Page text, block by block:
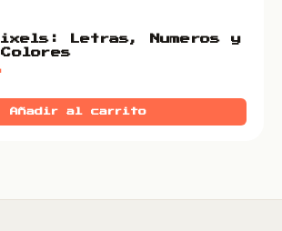
Letras, Numeros y
Añadir al carrito